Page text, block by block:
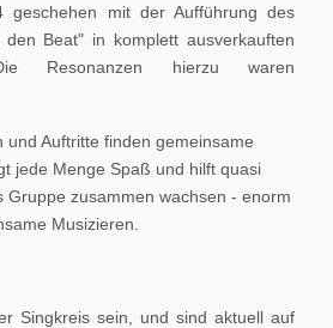
geschehen mit der Aufführung des
Beat" in komplett ausverkauften
Resonanzen hierzu waren
Auftritte finden gemeinsame
jede Menge Spaß und hilft quasi
Gruppe zusammen wachsen - enorm
Musizieren.
Singkreis sein, und sind aktuell auf